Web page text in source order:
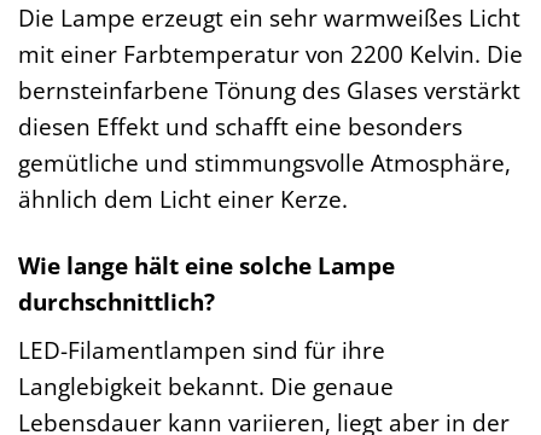
Die Lampe erzeugt ein sehr warmweißes Licht
mit einer Farbtemperatur von 2200 Kelvin. Die
bernsteinfarbene Tönung des Glases verstärkt
diesen Effekt und schafft eine besonders
gemütliche und stimmungsvolle Atmosphäre,
ähnlich dem Licht einer Kerze.
Wie lange hält eine solche Lampe
durchschnittlich?
LED-Filamentlampen sind für ihre
Langlebigkeit bekannt. Die genaue
Lebensdauer kann variieren, liegt aber in der